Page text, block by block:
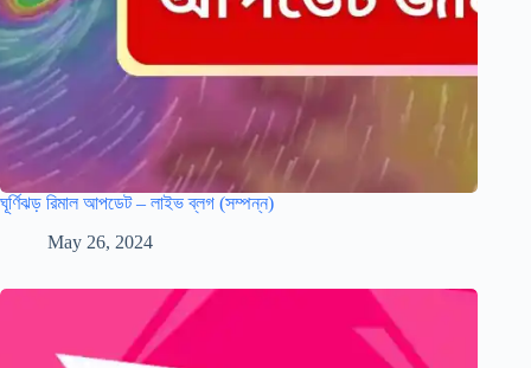
ঘূর্ণিঝড় রিমাল আপডেট – লাইভ ব্লগ (সম্পন্ন)
May 26, 2024